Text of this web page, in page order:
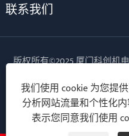
联系我们
版权所有©2025 厦门科创机
Links Sitemap
我们使用 cookie 为您提
分析网站流量和个性化
表示您同意我们使用